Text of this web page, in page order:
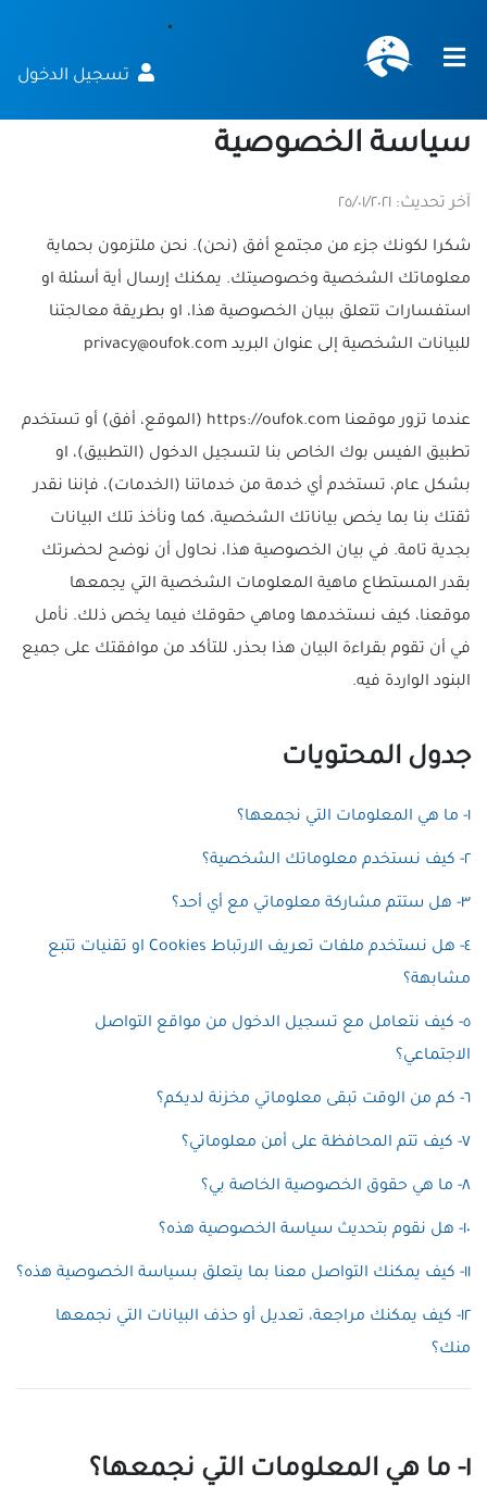
تسجيل الدخول
سياسة الخصوصية
آخر تحديث: ٢٥/٠١/٢٠٢١
شكرا لكونك جزء من مجتمع أفق (نحن). نحن ملتزمون بحماية
معلوماتك الشخصية وخصوصيتك. يمكنك إرسال أية أسئلة او
استفسارات تتعلق ببيان الخصوصية هذا، او بطريقة معالجتنا
للبيانات الشخصية إلى عنوان البريد
عندما تزور موقعنا https://oufok.com (الموقع، أفق) أو تستخدم
تطبيق الفيس بوك الخاص بنا لتسجيل الدخول (التطبيق)، او
بشكل عام، تستخدم أي خدمة من خدماتنا (الخدمات)، فإننا نقدر
ثقتك بنا بما يخص بياناتك الشخصية، كما ونأخذ تلك البيانات
بجدية تامة. في بيان الخصوصية هذا، نحاول أن نوضح لحضرتك
بقدر المستطاع ماهية المعلومات الشخصية التي يجمعها
موقعنا، كيف نستخدمها وماهي حقوقك فيما يخص ذلك. نأمل
في أن تقوم بقراءة البيان هذا بحذر، للتأكد من موافقتك على جميع
البنود الواردة فيه.
جدول المحتويات
١- ما هي المعلومات التي نجمعها؟
٢- كيف نستخدم معلوماتك الشخصية؟
٣- هل ستتم مشاركة معلوماتي مع أي أحد؟
٤- هل نستخدم ملفات تعريف الارتباط Cookies او تقنيات تتبع
مشابهة؟
٥- كيف نتعامل مع تسجيل الدخول من مواقع التواصل
الاجتماعي؟
٦- كم من الوقت تبقى معلوماتي مخزنة لديكم؟
٧- كيف تتم المحافظة على أمن معلوماتي؟
٨- ما هي حقوق الخصوصية الخاصة بي؟
١٠- هل نقوم بتحديث سياسة الخصوصية هذه؟
١١- كيف يمكنك التواصل معنا بما يتعلق بسياسة الخصوصية هذه؟
١٢- كيف يمكنك مراجعة، تعديل أو حذف البيانات التي نجمعها
منك؟
١- ما هي المعلومات التي نجمعها؟